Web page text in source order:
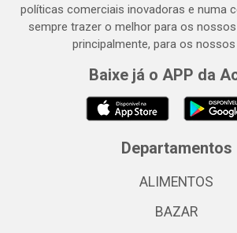
políticas comerciais inovadoras e numa
sempre trazer o melhor para os
principalmente, para os
Baixe já o APP da
Departamentos
ALIMENTOS
BAZAR